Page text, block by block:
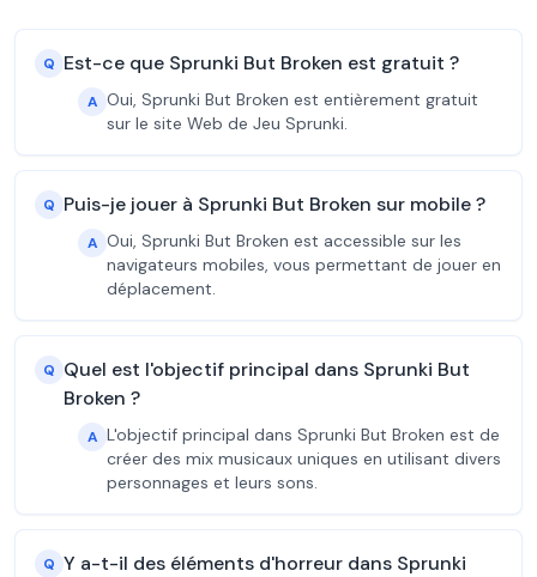
Q Est-ce que Sprunki But Broken est gratuit ?
A Oui, Sprunki But Broken est entièrement gratuit
sur le site Web de Jeu Sprunki.
Q Puis-je jouer à Sprunki But Broken sur mobile ?
A Oui, Sprunki But Broken est accessible sur les
navigateurs mobiles, vous permettant de jouer en
déplacement.
Q Quel est l'objectif principal dans Sprunki But
Broken ?
A L'objectif principal dans Sprunki But Broken est de
créer des mix musicaux uniques en utilisant divers
personnages et leurs sons.
Q Y a-t-il des éléments d'horreur dans Sprunki